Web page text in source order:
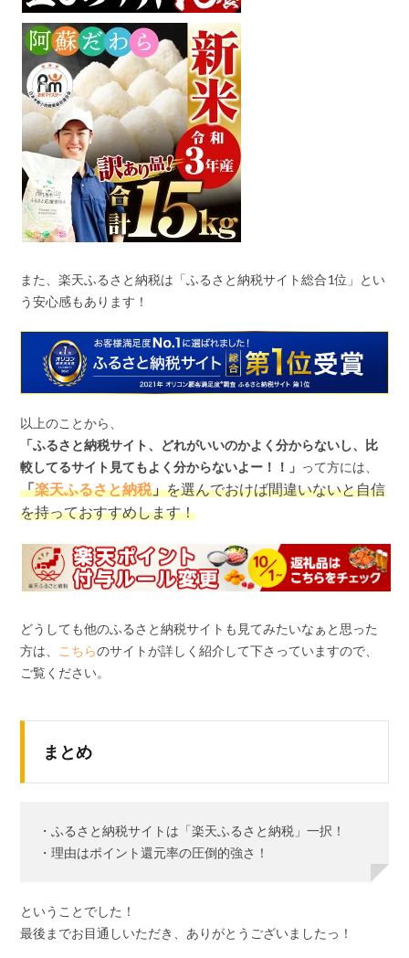
また、楽天ふるさと納税は「ふるさと納税サイト総合1位」とい
う安心感もあります！
以上のことから、
「ふるさと納税サイト、どれがいいのかよく分からないし、比
較してるサイト見てもよく分からないよー！！」 って方には、
「楽天ふるさと納税」を選んでおけば間違いないと自信
を持っておすすめします！
どうしても他のふるさと納税サイトも見てみたいなぁと思った
方は、 こちらのサイトが詳しく紹介して下さっていますので、
ご覧ください。
まとめ
・ふるさと納税サイトは「楽天ふるさと納税」一択！
・理由はポイント還元率の圧倒的強さ！
ということでした！
最後までお目通しいただき、ありがとうございましたっ！